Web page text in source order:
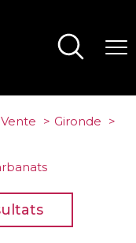
Vente
Gironde